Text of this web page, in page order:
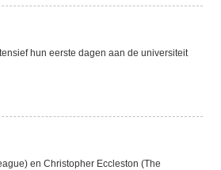
hun eerste dagen aan de universiteit
en Christopher Eccleston (The